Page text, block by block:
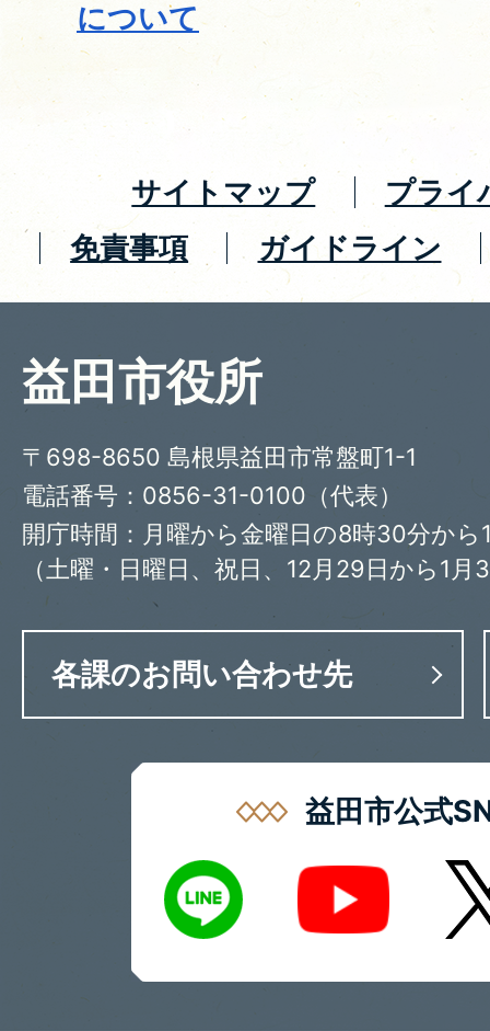
について
サイトマップ
プライ
免責事項
ガイドライン
益田市役所
〒698-8650 島根県益田市常盤町1-1
電話番号：0856-31-0100（代表）
開庁時間：月曜から金曜日の8時30分から
（土曜・日曜日、祝日、12月29日から1月
各課のお問い合わせ先
益田市公式
LINE
Youtube X